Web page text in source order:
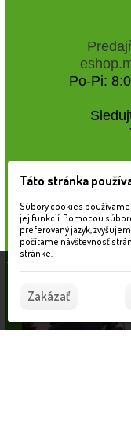
Po-Pi:
Táto stránka používa
pomáhajú poskytovať
služieb vyjadrujete
Táto stránka
Súbory cookies
jej funkcií. Pomocou
preferovaný jazyk,
počítame návštevnosť
stránke.
Zakázať